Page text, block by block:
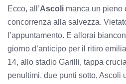
Ecco, all’Ascoli manca un pieno
concorrenza alla salvezza.
l’appuntamento. E allorai
giorno d’anticipo per il ritiro
14, allo stadio Garilli, tappa
penultimi, due punti sotto, Ascoli